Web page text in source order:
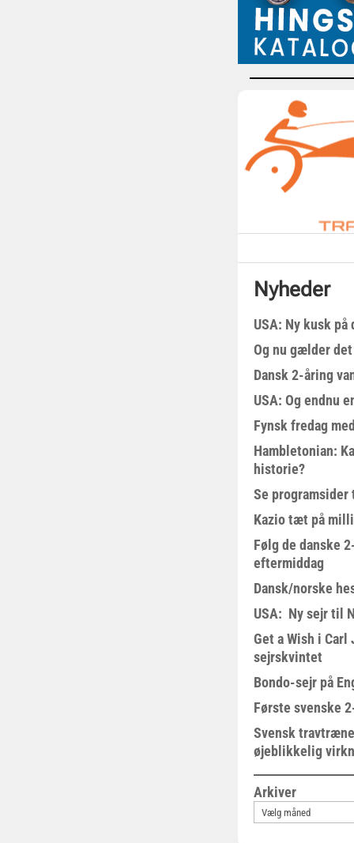
Nyheder
USA: Ny kusk på
Og nu gælder
Dansk 2-åring
USA: Og endnu
Fynsk fredag
Hambletonian:
historie?
Se
Kazio tæt på
Følg de danske
eftermiddag
Dansk/norske
USA: Ny sejr til
Get a Wish i Carl
sejrskvintet
Bondo-sejr på
Første svenske
Svensk
øjeblikkelig
Arkiver